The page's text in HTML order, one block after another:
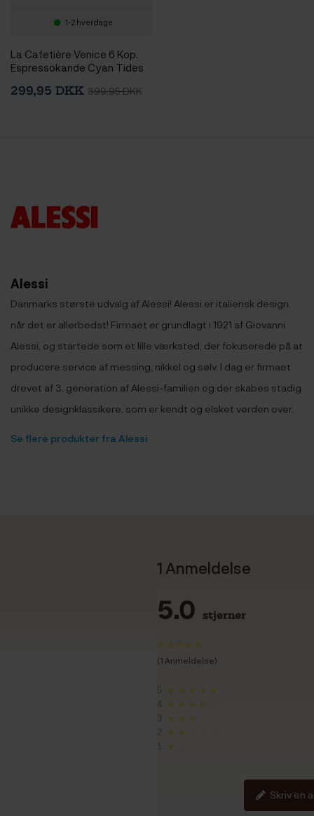
1-2 hverdage
La Cafetière Venice 6 Kop.
Espressokande Cyan Tides
299,95 DKK 399,95 DKK
Alessi
Danmarks største udvalg af Alessi! Alessi er italiensk design,
når det er allerbedst! Firmaet er grundlagt i 1921 af Giovanni
Alessi, og startede som et lille værksted, der fokuserede på at
producere service af messing, nikkel og sølv. I dag er firmaet
drevet af 3. generation af Alessi-familien og der skabes stadig
unikke designklassikere, som er kendt og elsket verden over.
Se flere produkter fra Alessi
1 Anmeldelse
5.0 stjerner
(1 Anmeldelse)
5 ★★★★★
★★★★☆
3 ★★★☆☆
2 ★★☆☆☆
★☆☆☆☆
Skriv en